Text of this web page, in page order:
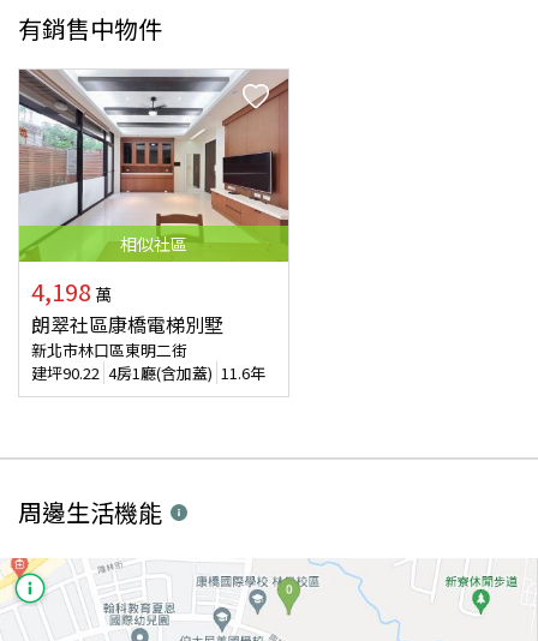
有銷售中物件
相似社區
4,198 萬
朗翠社區康橋電梯別墅
新北市林口區東明二街
建坪90.22 4房1廳(含加蓋) 11.6年
周邊生活機能